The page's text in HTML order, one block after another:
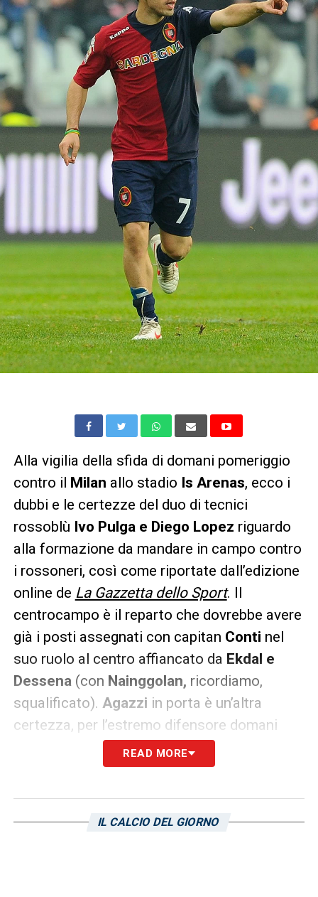
Alla vigilia della sfida di domani pomeriggio
contro il Milan allo stadio Is Arenas, ecco i
dubbi e le certezze del duo di tecnici
rossoblù Ivo Pulga e Diego Lopez riguardo
alla formazione da mandare in campo contro
i rossoneri, così come riportate dall’edizione
online de La Gazzetta dello Sport. Il
centrocampo è il reparto che dovrebbe avere
già i posti assegnati con capitan Conti nel
suo ruolo al centro affiancato da Ekdal e
Dessena (con Nainggolan, ricordiamo,
squalificato). Agazzi in porta è un’altra
certezza, per l’estremo difensore domani
saranno 100 le gare disputate in maglia
rossoblù. La linea difensiva vedrà
READ MORE
IL CALCIO DEL GIORNO